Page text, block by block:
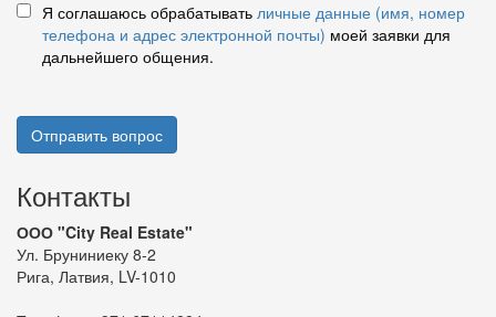
Я соглашаюсь обрабатывать личные данные (имя, номер
телефона и адрес электронной почты) моей заявки для
дальнейшего общения.
Отправить вопрос
Контакты
ООО "City Real Estate"
Ул. Бруниниеку 8-2
Рига, Латвия, LV-1010